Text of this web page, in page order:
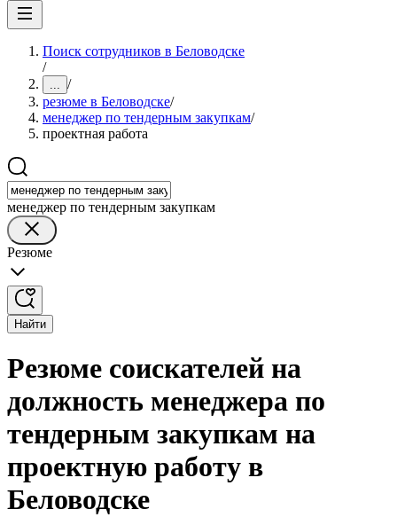
Поиск сотрудников в Беловодске
/
... /
резюме в Беловодске/
менеджер по тендерным закупкам/
проектная работа
менеджер по тендерным закупкам
Резюме
Найти
Резюме соискателей на
должность менеджера по
тендерным закупкам на
проектную работу в
Беловодске